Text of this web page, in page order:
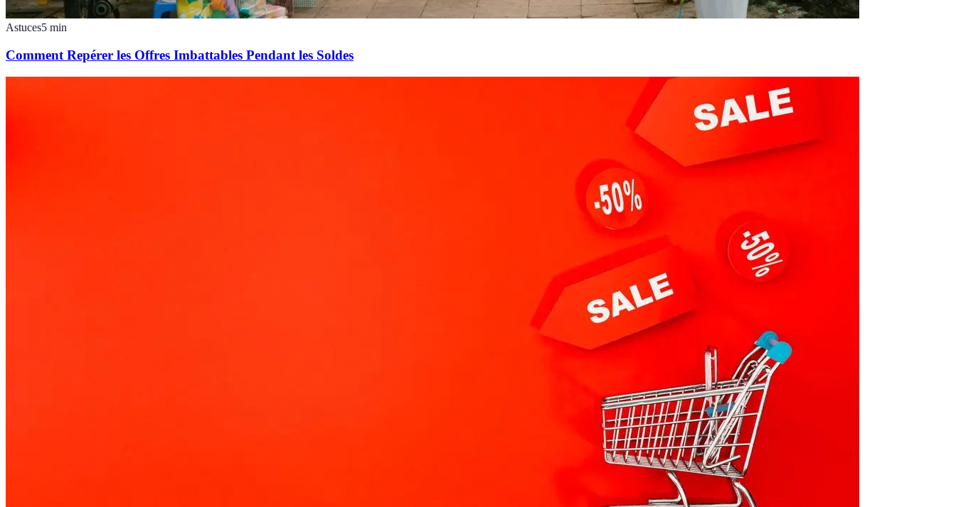
Astuces5 min
Comment Repérer les Offres Imbattables Pendant les Soldes